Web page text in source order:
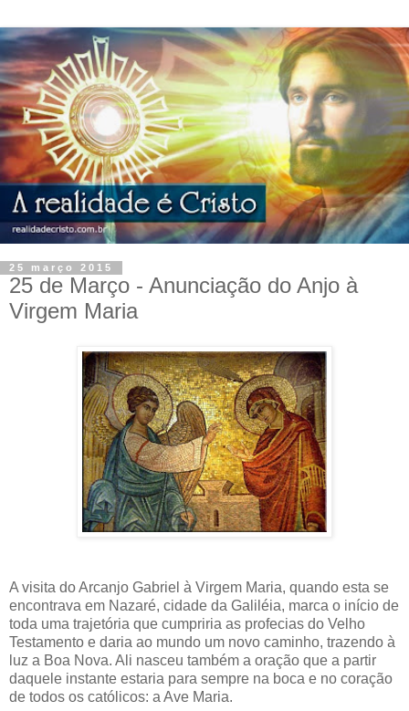
25 março 2015
25 de Março - Anunciação do Anjo à
Virgem Maria
A visita do Arcanjo Gabriel à Virgem Maria, quando esta se
encontrava em Nazaré, cidade da Galiléia, marca o início de
toda uma trajetória que cumpriria as profecias do Velho
Testamento e daria ao mundo um novo caminho, trazendo à
luz a Boa Nova. Ali nasceu também a oração que a partir
daquele instante estaria para sempre na boca e no coração
de todos os católicos: a Ave Maria.